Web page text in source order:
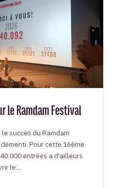
le Ramdam Festival
succès du Ramdam
Pour cette 16ème
entrées a d'ailleurs
le...